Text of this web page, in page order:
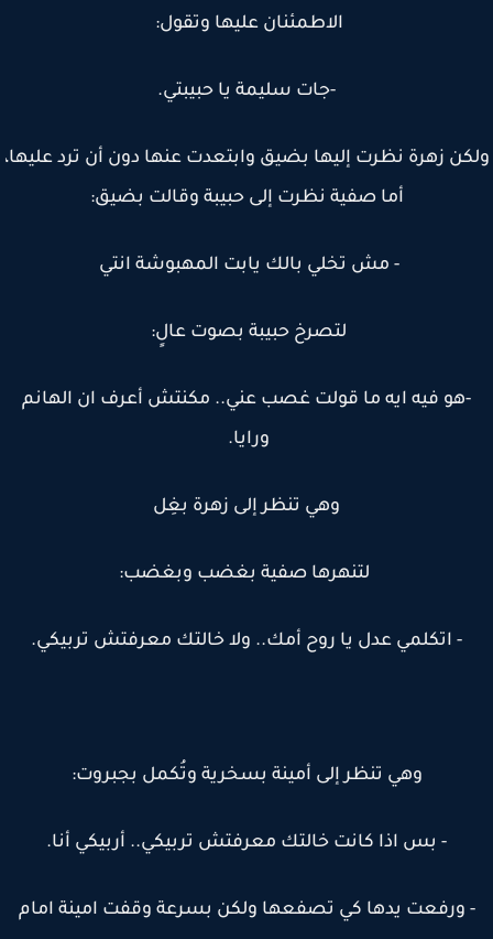
الاطمئنان عليها وتقول:
-جات سليمة يا حبيبتي.
زهرة نظرت إليها بضيق وابتعدت عنها دون أن ترد عليها،
أما صفية نظرت إلى حبيبة وقالت بضيق:
- مش تخلي بالك يابت المهبوشة انتي
لتصرخ حبيبة بصوت عالٍ:
-هو فيه ايه ما قولت غصب عني.. مكنتش أعرف ان الهانم
ورايا.
وهي تنظر إلى زهرة بغِل
لتنهرها صفية بغضب وبغضب:
- اتكلمي عدل يا روح أمك.. ولا خالتك معرفتش تربيكي.
وهي تنظر إلى أمينة بسخرية وتُكمل بجبروت:
- بس اذا كانت خالتك معرفتش تربيكي.. أربيكي أنا.
ورفعت يدها كي تصفعها ولكن بسرعة وقفت امينة امام